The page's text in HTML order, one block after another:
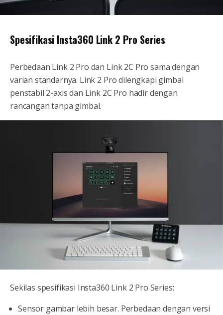
Spesifikasi Insta360 Link 2 Pro Series
Perbedaan Link 2 Pro dan Link 2C Pro sama dengan
varian standarnya. Link 2 Pro dilengkapi gimbal
penstabil 2-axis dan Link 2C Pro hadir dengan
rancangan tanpa gimbal.
Sekilas spesifikasi Insta360 Link 2 Pro Series:
Sensor gambar lebih besar. Perbedaan dengan versi